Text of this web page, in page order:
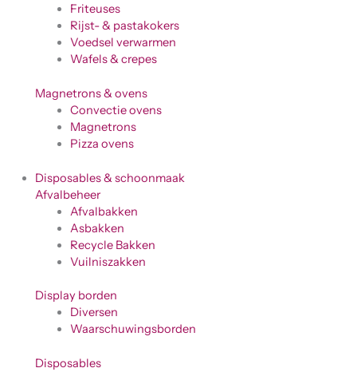
Friteuses
Rijst- & pastakokers
Voedsel verwarmen
Wafels & crepes
Magnetrons & ovens
Convectie ovens
Magnetrons
Pizza ovens
Disposables & schoonmaak
Afvalbeheer
Afvalbakken
Asbakken
Recycle Bakken
Vuilniszakken
Display borden
Diversen
Waarschuwingsborden
Disposables